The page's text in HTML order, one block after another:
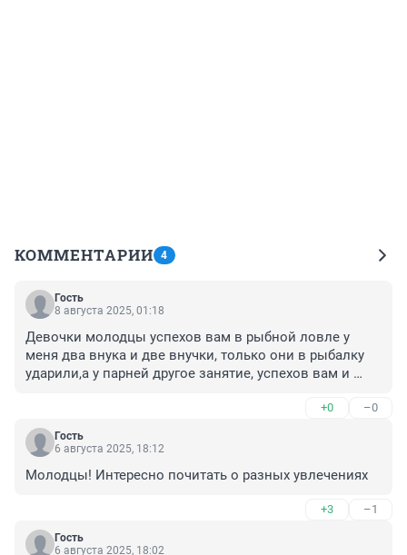
КОММЕНТАРИИ 4
Гость
8 августа 2025, 01:18
Девочки молодцы успехов вам в рыбной ловле у
меня два внука и две внучки, только они в рыбалку
ударили,а у парней другое занятие, успехов вам и
+0 –0
Гость
6 августа 2025, 18:12
Молодцы! Интересно почитать о разных увлечениях
+3 –1
Гость
6 августа 2025, 18:02